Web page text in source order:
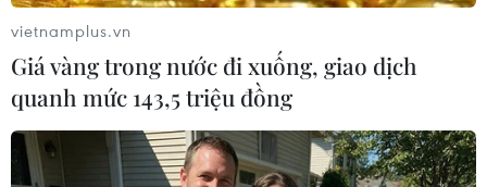
vietnamplus.vn
Giá vàng trong nước đi xuống, giao dịch
quanh mức 143,5 triệu đồng